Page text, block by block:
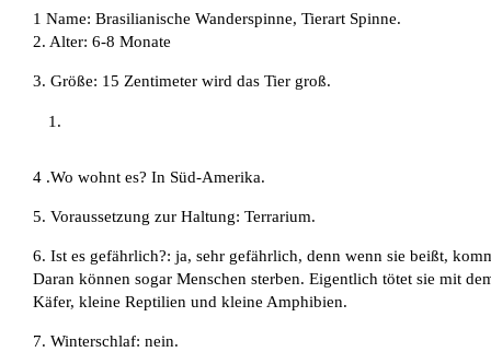
1 Name: Brasilianische Wanderspinne, Tierart Spinne.
2. Alter: 6-8 Monate
3. Größe: 15 Zentimeter wird das Tier groß.
4 .Wo wohnt es? In Süd-Amerika.
5. Voraussetzung zur Haltung: Terrarium.
6. Ist es gefährlich?: ja, sehr gefährlich, denn wenn sie beißt,
Daran können sogar Menschen sterben. Eigentlich tötet sie mit
Käfer, kleine Reptilien und kleine Amphibien.
7. Winterschlaf: nein.